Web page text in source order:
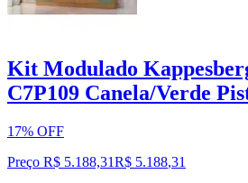
Kit Modulado
C7P109 Canela/Verde
17% OFF
Preço R$ 5.188,31R$ 5.188,31